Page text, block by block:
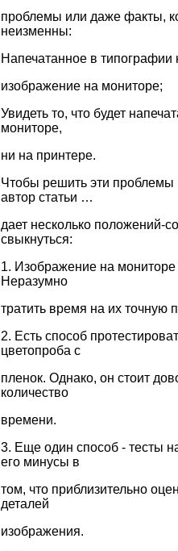
проблемы или даже факты,
неизменны:
Напечатанное в
изображение на мониторе;
Увидеть то, что будет
мониторе,
ни на принтере.
Чтобы решить эти
автор статьи …
дает несколько положений-
свыкнуться:
1. Изображение на мониторе
Неразумно
тратить время на их точную
2. Есть способ
цветопроба с
пленок. Однако, он стоит
количество
времени.
3. Еще один способ - тесты
его минусы в
том, что приблизительно
деталей
изображения.